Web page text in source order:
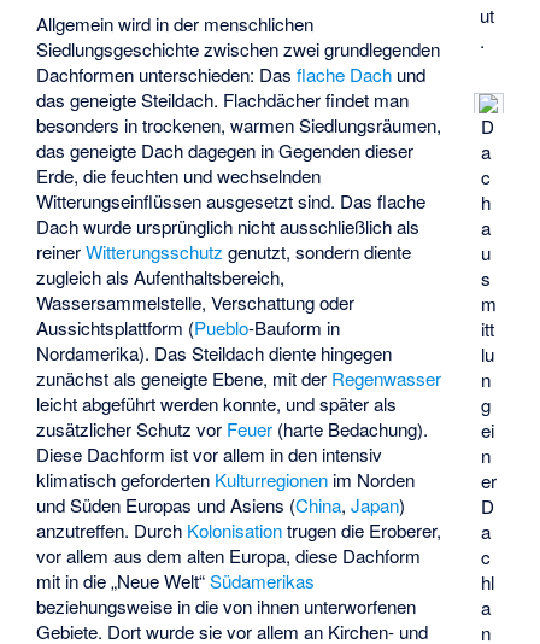
ut
.
D
a
c
h
a
u
s
m
itt
lu
n
g
ei
n
er
D
a
c
hl
a
n
Allgemein wird in der menschlichen
Siedlungsgeschichte zwischen zwei grundlegenden
Dachformen unterschieden: Dasflache Dach und
das geneigte Steildach. Flachdächer findet man
besonders in trockenen, warmen Siedlungsräumen,
das geneigte Dach dagegen in Gegenden dieser
Erde, die feuchten und wechselnden
Witterungseinflüssen ausgesetzt sind. Das flache
Dach wurde ursprünglich nicht ausschließlich als
reinerWitterungsschutz genutzt, sondern diente
zugleich als Aufenthaltsbereich,
Wassersammelstelle, Verschattung oder
Aussichtsplattform (Pueblo-Bauform in
Nordamerika). Das Steildach diente hingegen
zunächst alsgeneigte Ebene, mit der Regenwasser
leicht abgeführt werden konnte, und später als
zusätzlicher Schutz vor Feuer (harte Bedachung).
Diese Dachform ist vor allem in den intensiv
klimatisch geforderten Kulturregionen im Norden
und Süden Europas und Asiens (China,Japan)
anzutreffen. Durch Kolonisationtrugen die Eroberer,
vor allem aus dem alten Europa, diese Dachform
mit in die „Neue Welt“Südamerikas
beziehungsweise in die von ihnen unterworfenen
Gebiete. Dort wurde sie vor allem an Kirchen- und